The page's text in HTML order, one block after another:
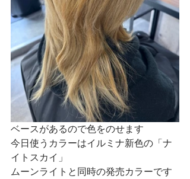
ベースがあるので色をのせます
今日使うカラーはイルミナ新色の「ナ
イトスカイ」
ムーンライトと同時の発売カラーです